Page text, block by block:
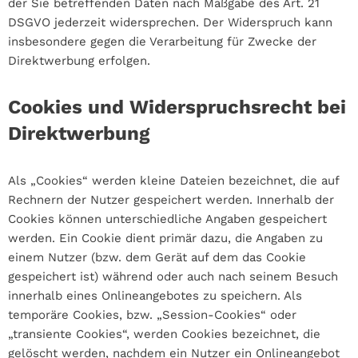
der Sie betreffenden Daten nach Maßgabe des Art. 21
DSGVO jederzeit widersprechen. Der Widerspruch kann
insbesondere gegen die Verarbeitung für Zwecke der
Direktwerbung erfolgen.
Cookies und Widerspruchsrecht bei
Direktwerbung
Als „Cookies“ werden kleine Dateien bezeichnet, die auf
Rechnern der Nutzer gespeichert werden. Innerhalb der
Cookies können unterschiedliche Angaben gespeichert
werden. Ein Cookie dient primär dazu, die Angaben zu
einem Nutzer (bzw. dem Gerät auf dem das Cookie
gespeichert ist) während oder auch nach seinem Besuch
innerhalb eines Onlineangebotes zu speichern. Als
temporäre Cookies, bzw. „Session-Cookies“ oder
„transiente Cookies“, werden Cookies bezeichnet, die
gelöscht werden, nachdem ein Nutzer ein Onlineangebot